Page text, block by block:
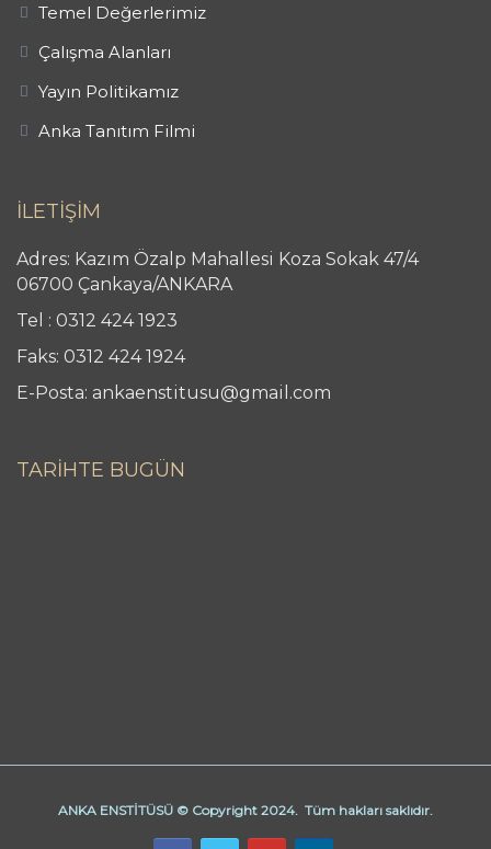
Temel Değerlerimiz
Çalışma Alanları
Yayın Politikamız
Anka Tanıtım Filmi
İLETİŞİM
Adres: Kazım Özalp Mahallesi Koza Sokak 47/4
06700 Çankaya/ANKARA
Tel : 0312 424 1923
Faks: 0312 424 1924
E-Posta: ankaenstitusu@gmail.com
TARİHTE BUGÜN
ANKA ENSTİTÜSÜ © Copyright 2024. Tüm hakları saklıdır.